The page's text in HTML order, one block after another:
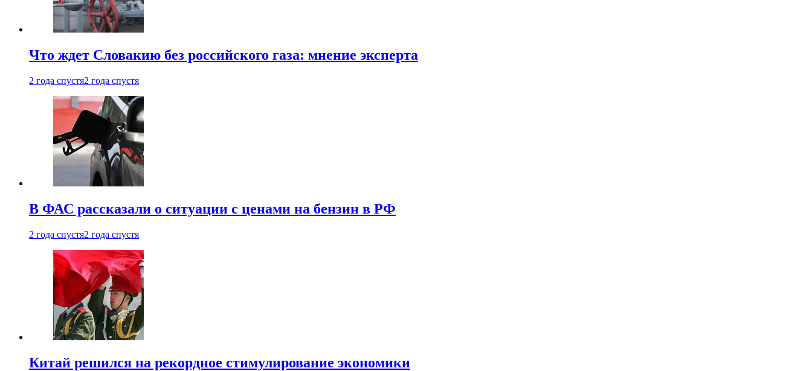
Что ждет Словакию без российского газа: мнение эксперта
2 года спустя2 года спустя
В ФАС рассказали о ситуации с ценами на бензин в РФ
2 года спустя2 года спустя
Китай решился на рекордное стимулирование экономики